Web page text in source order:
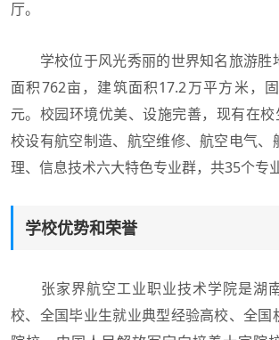
厅。
学校位于风光秀丽的世界知名旅游胜
面积762亩，建筑面积17.2万平方米，
元。校园环境优美、设施完善，现有在
校设有航空制造、航空维修、航空电气、
理、信息技术六大特色专业群，共35个专业
学校优势和荣誉
张家界航空工业职业技术学院是湖
校、全国毕业生就业典型经验高校、全国